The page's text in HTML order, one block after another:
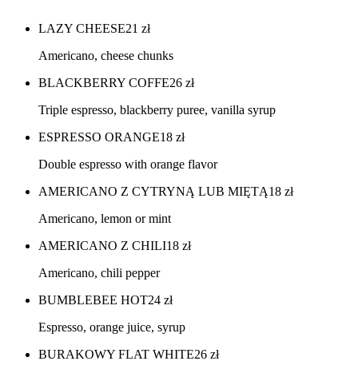
LAZY CHEESE21 zł
Americano, cheese chunks
BLACKBERRY COFFE26 zł
Triple espresso, blackberry puree, vanilla syrup
ESPRESSO ORANGE18 zł
Double espresso with orange flavor
AMERICANO Z CYTRYNĄ LUB MIĘTĄ18 zł
Americano, lemon or mint
AMERICANO Z CHILI18 zł
Americano, chili pepper
BUMBLEBEE HOT24 zł
Espresso, orange juice, syrup
BURAKOWY FLAT WHITE26 zł